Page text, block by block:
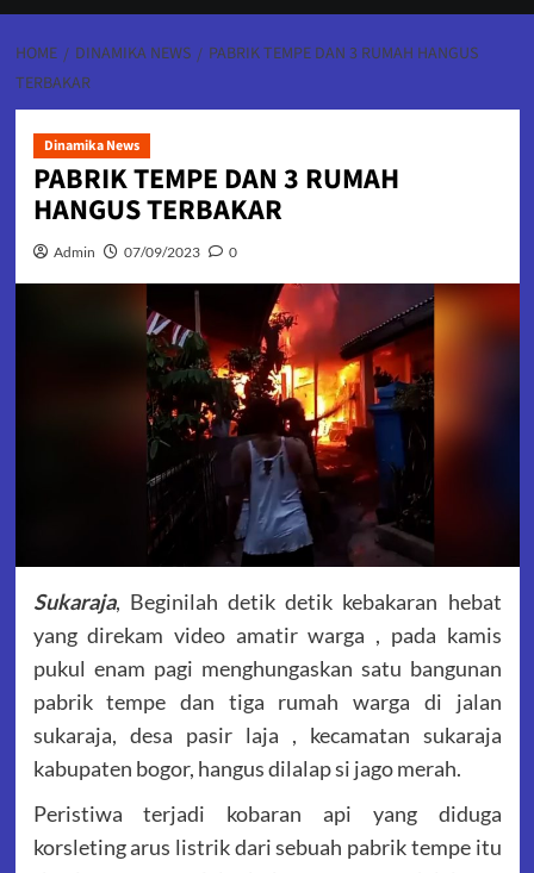
HOME DINAMIKA NEWS
PABRIK TEMPE DAN 3 RUMAH HANGUS
TERBAKAR
Dinamika News
PABRIK TEMPE DAN 3 RUMAH
HANGUS TERBAKAR
Admin 07/09/2023 0
Sukaraja, Beginilah detik detik kebakaran hebat
yang direkam video amatir warga , pada kamis
pukul enam pagi menghungaskan satu bangunan
pabrik tempe dan tiga rumah warga di jalan
sukaraja, desa pasir laja , kecamatan sukaraja
kabupaten bogor, hangus dilalap si jago merah.
Peristiwa terjadi kobaran api yang diduga
korsleting arus listrik dari sebuah pabrik tempe itu